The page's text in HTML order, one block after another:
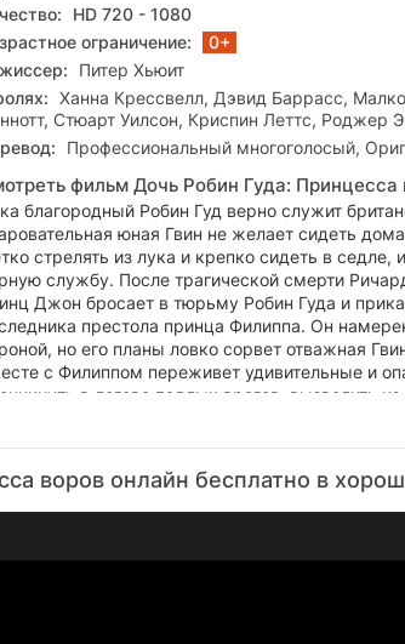
HD 720 - 1080
ограничение:
0+
Питер Хьюит
Ханна Крессвелл, Дэвид Баррасс,
Стюарт Уилсон, Криспин Леттс, Роджер
Профессиональный многоголосый,
фильм Дочь Робин Гуда: Принцесса
благородный Робин Гуд верно служит
юная Гвин не желает сидеть
стрелять из лука и крепко сидеть в седле,
службу. После трагической смерти
Джон бросает в тюрьму Робин Гуда и
престола принца Филиппа. Он
но его планы ловко сорвет отважная
с Филиппом переживет удивительные и
в логово подлых врагов, вызволить
воров онлайн бесплатно в